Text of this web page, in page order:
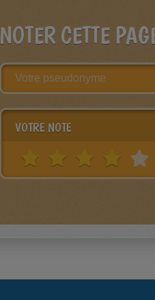
NOTER CETTE
VOTRE NOTE